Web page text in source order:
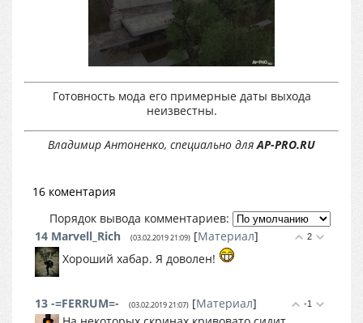
Готовность мода его примерные даты выхода
неизвестны.
Владимир Антоненко, специально дляAP-PRO.RU
16 коментария
Порядок вывода комментариев:
2
14 Marvell_Rich (03.02.2019 21:09) [Материал]
Хороший хабар. Я доволен!
-1
13 -=FERRUM=- (03.02.2019 21:07) [Материал]